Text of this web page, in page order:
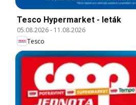
Tesco Hypermarket - leták
05.08.2026- 11.08.2026
Tesco